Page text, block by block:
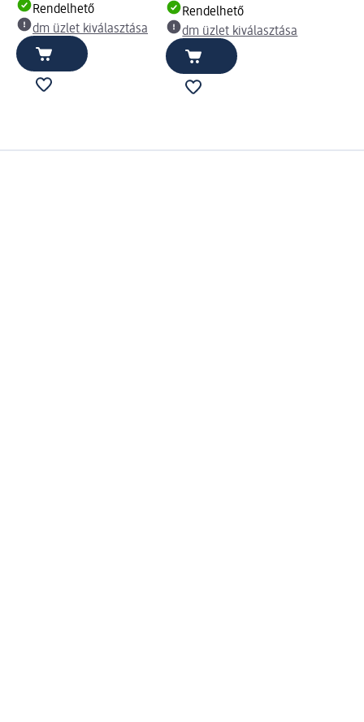
Rendelhető
dm üzlet kiválasztása
Rendelhető
dm üzlet kiválasztása